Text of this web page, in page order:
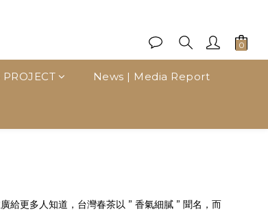
PROJECT News | Media Report
給更多人知道，台灣春茶以 ” 香氣細膩 ” 聞名，而